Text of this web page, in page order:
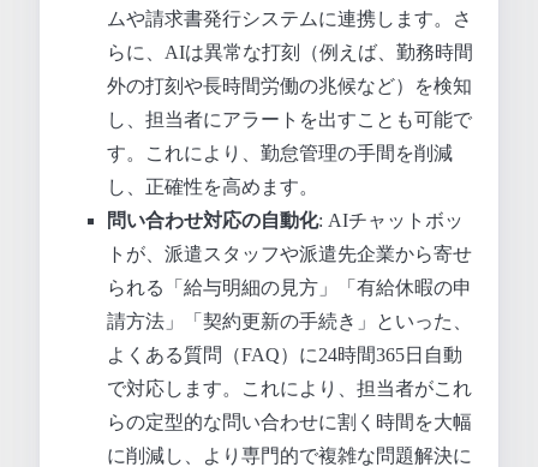
ムや請求書発行システムに連携します。さ
らに、AIは異常な打刻（例えば、勤務時間
外の打刻や長時間労働の兆候など）を検知
し、担当者にアラートを出すことも可能で
す。これにより、勤怠管理の手間を削減
し、正確性を高めます。
問い合わせ対応の自動化: AIチャットボッ
トが、派遣スタッフや派遣先企業から寄せ
られる「給与明細の見方」「有給休暇の申
請方法」「契約更新の手続き」といった、
よくある質問（FAQ）に24時間365日自動
で対応します。これにより、担当者がこれ
らの定型的な問い合わせに割く時間を大幅
に削減し、より専門的で複雑な問題解決に